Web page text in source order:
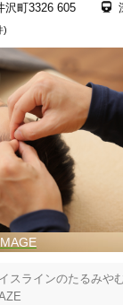
設備・アクセス
セスに加え、お車で
チ決済対応のクレ
お気軽にお立ち寄り
ための身体ケアを
沢町3326 605
)
スラインのたるみや